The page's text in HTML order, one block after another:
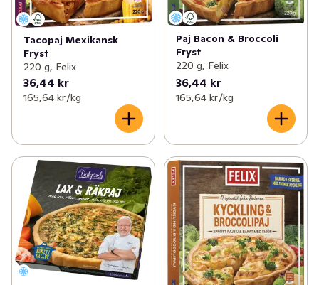
Tacopaj Mexikansk
Fryst
220 g, Felix
36,44 kr
165,64 kr /kg
Paj Bacon & Broccoli
Fryst
220 g, Felix
36,44 kr
165,64 kr /kg